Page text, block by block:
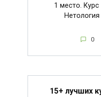
1 место.
0
15+ лучших